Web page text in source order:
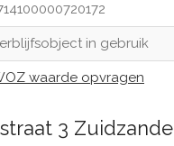
in gebruik
waarde opvragen
3 Zuidzande